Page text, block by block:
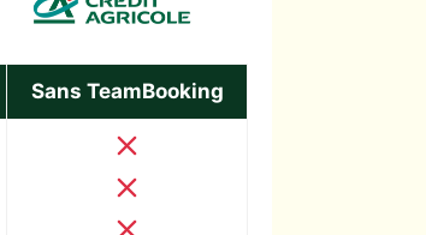
Sans TeamBooking